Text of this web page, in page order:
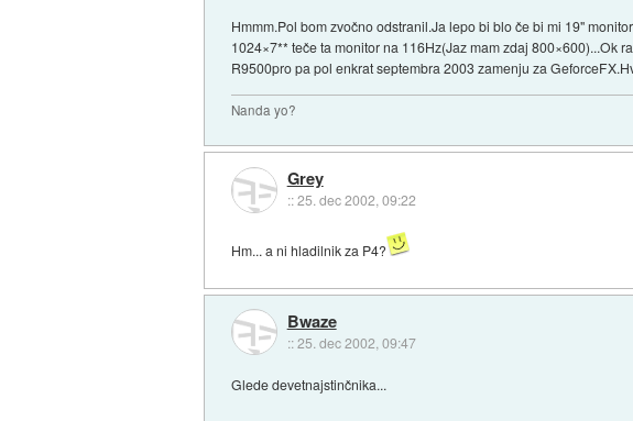
Hmmm.Pol bom zvočno odstranil.Ja lepo bi blo če bi mi 19"
1024×7** teče ta monitor na 116Hz(Jaz mam zdaj 800×600)...Ok
R9500pro pa pol enkrat septembra 2003 zamenju za
Nanda yo?
Grey
::25. dec 2002, 09:22
Hm... a ni hladilnik za P4?
Bwaze
::25. dec 2002, 09:47
Glede devetnajstinčnika...